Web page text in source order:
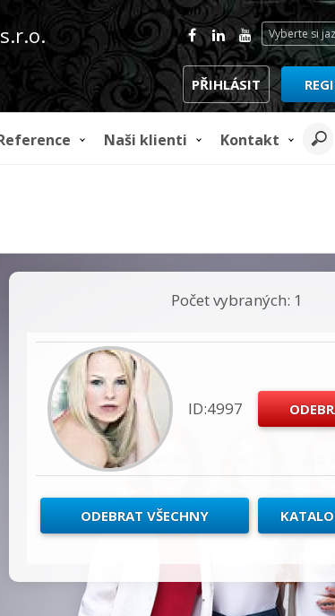
Vyberte si
PŘIHLÁSIT
Naši klienti Kontakt
Počet vybraných: 1
ID:4997
ODEBRAT VŠECHNY